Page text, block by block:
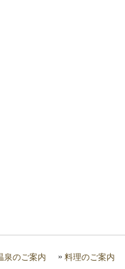
泉のご案内 料理のご案内